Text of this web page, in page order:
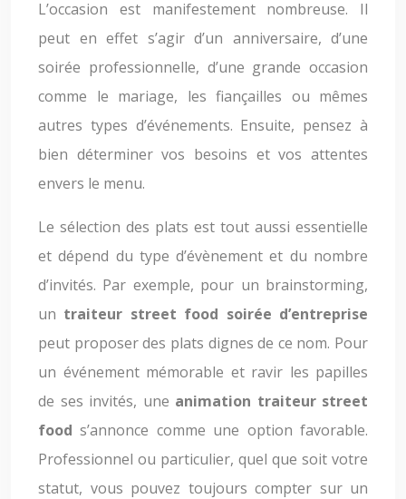
L’occasion est manifestement nombreuse. Il
peut en effet s’agir d’un anniversaire, d’une
soirée professionnelle, d’une grande occasion
comme le mariage, les fiançailles ou mêmes
autres types d’événements. Ensuite, pensez à
bien déterminer vos besoins et vos attentes
envers le menu.
Le sélection des plats est tout aussi essentielle
et dépend du type d’évènement et du nombre
d’invités. Par exemple, pour un brainstorming,
un traiteur street food soirée d’entreprise
peut proposer des plats dignes de ce nom. Pour
un événement mémorable et ravir les papilles
de ses invités, une animation traiteur street
food s’annonce comme une option favorable.
Professionnel ou particulier, quel que soit votre
statut, vous pouvez toujours compter sur un